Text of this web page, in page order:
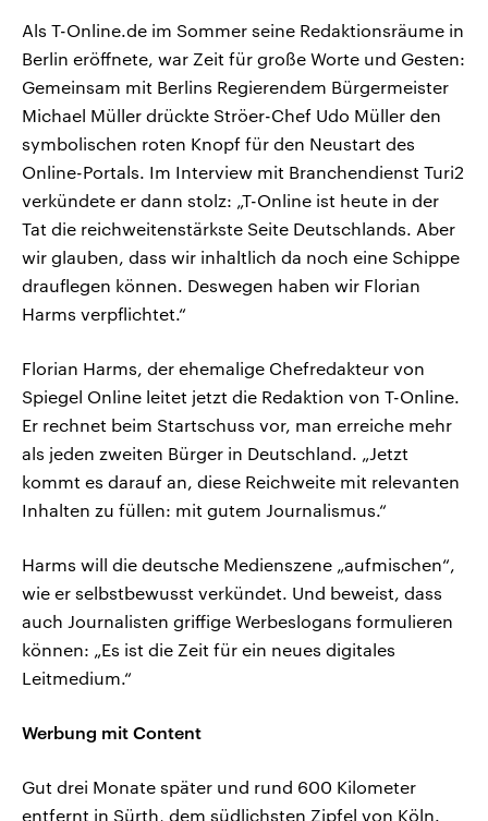
Als T-Online.de im Sommer seine Redaktionsräume in
Berlin eröffnete, war Zeit für große Worte und Gesten:
Gemeinsam mit Berlins Regierendem Bürgermeister
Michael Müller drückte Ströer-Chef Udo Müller den
symbolischen roten Knopf für den Neustart des
Online-Portals. Im Interview mit Branchendienst Turi2
verkündete er dann stolz: „T-Online ist heute in der
Tat die reichweitenstärkste Seite Deutschlands. Aber
wir glauben, dass wir inhaltlich da noch eine Schippe
drauflegen können. Deswegen haben wir Florian
Harms verpflichtet.“
Florian Harms, der ehemalige Chefredakteur von
Spiegel Online leitet jetzt die Redaktion von T-Online.
Er rechnet beim Startschuss vor, man erreiche mehr
als jeden zweiten Bürger in Deutschland. „Jetzt
kommt es darauf an, diese Reichweite mit relevanten
Inhalten zu füllen: mit gutem Journalismus.“
Harms will die deutsche Medienszene „aufmischen“,
wie er selbstbewusst verkündet. Und beweist, dass
auch Journalisten griffige Werbeslogans formulieren
können: „Es ist die Zeit für ein neues digitales
Leitmedium.“
Werbung mit Content
Gut drei Monate später und rund 600 Kilometer
entfernt in Sürth, dem südlichsten Zipfel von Köln.